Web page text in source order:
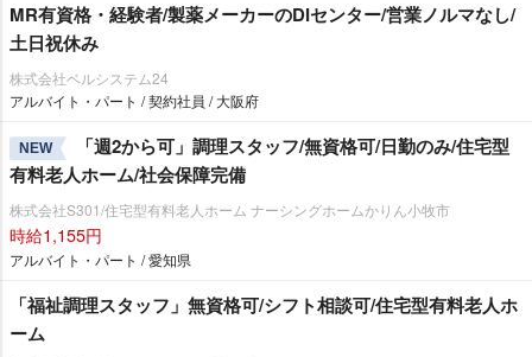
MR有資格・経験者/製薬メーカーのDIセンター/営業ノルマなし/
土日祝休み
株式会社ベルシステム24
アルバイト・パート / 契約社員 / 大阪府
NEW
「週2から可」調理スタッフ/無資格可/日勤のみ/住宅型
有料老人ホーム/社会保障完備
株式会社S301/住宅型有料老人ホーム ナーシングホームかりん小牧市
時給1,155円
アルバイト・パート / 愛知県
「福祉調理スタッフ」無資格可/シフト相談可/住宅型有料老人ホ
ーム